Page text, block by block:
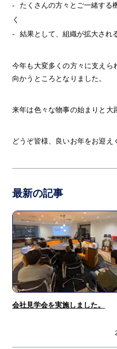
たくさんの方々とご一緒する
く
結果として、組織が拡大され
今年も大変多くの方々に支えら
向かうところとなりました。
来年は色々な物事の始まりと大
どうぞ皆様、良いお年をお迎え
最新の記事
会社見学会を実施しました。